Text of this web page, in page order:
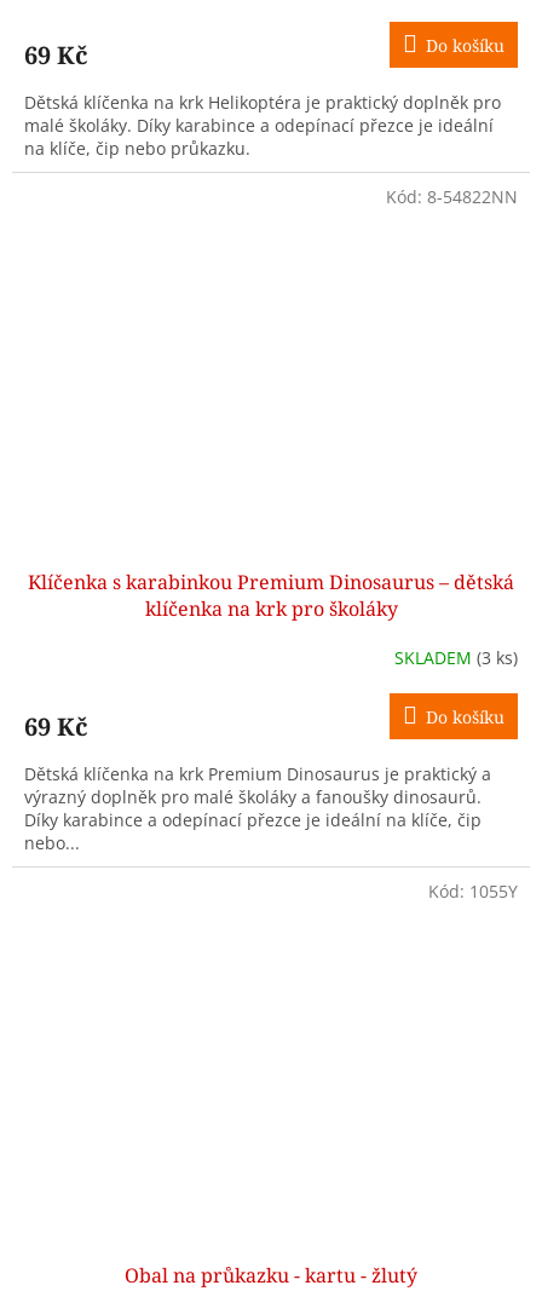
69 Kč Do košíku
Dětská klíčenka na krk Helikoptéra je praktický doplněk pro
malé školáky. Díky karabince a odepínací přezce je ideální
na klíče, čip nebo průkazku.
Klíčenka s karabinkou Premium Dinosaurus – dětská
klíčenka na krk pro školáky
SKLADEM (3 ks)
69 Kč Do košíku
Dětská klíčenka na krk Premium Dinosaurus je praktický a
výrazný doplněk pro malé školáky a fanoušky dinosaurů.
Díky karabince a odepínací přezce je ideální na klíče, čip
nebo...
Kód: 8-54822NN
Obal na průkazku - kartu - žlutý
Kód: 1055Y